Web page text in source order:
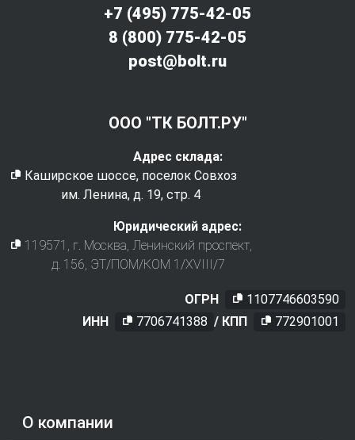
О компании
+7 (495) 775-42-05
8 (800) 775-42-05
post@bolt.ru
ООО "ТК БОЛТ.РУ"
Адрес склада:
Каширское шоссе, поселок Совхоз
им. Ленина, д. 19, стр. 4
Юридический адрес:
119571
, г. Москва Ленинский проспект,
д. 156, ЭТ/ПОМ/КОМ 1/XVIII/7
ОГРН
1107746603590
ИНН
7706741388 / КПП 772901001